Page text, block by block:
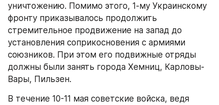
уничтожению. Помимо этого, 1-му Украинскому
фронту приказывалось продолжить
стремительное продвижение на запад до
установления соприкосновения с армиями
союзников. При этом его подвижные отряды
должны были занять города Хемниц, Карловы-
Вары, Пильзен.
В течение 10-11 мая советские войска, ведя